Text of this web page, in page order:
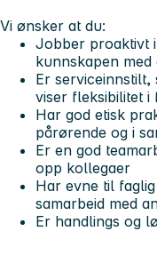
Vi ønsker at du:
Jobber proaktivt
kunnskapen
Er serviceinnstilt,
viser fleksibilitet
Har god etisk
pårørende og i
Er en god
opp kollegaer
Har evne til
samarbeid med
Er handlings og